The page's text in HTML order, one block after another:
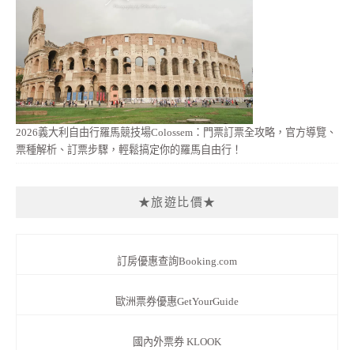
2026義大利自由行羅馬競技場Colossem：門票訂票全攻略，官方導覽、
票種解析、訂票步驟，輕鬆搞定你的羅馬自由行！
★旅遊比價★
訂房優惠查詢Booking.com
歐洲票券優惠GetYourGuide
國內外票券 KLOOK